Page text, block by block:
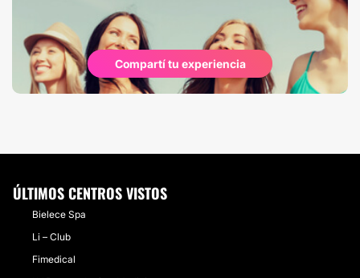
Compartí tu experiencia
ÚLTIMOS CENTROS VISTOS
Bielece Spa
Li – Club
Fimedical